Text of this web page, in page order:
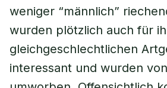
weniger “männlich”
wurden plötzlich auch für
gleichgeschlechtlichen
interessant und wurden